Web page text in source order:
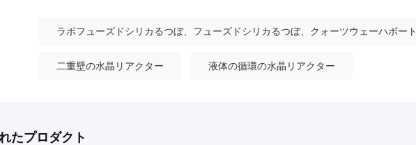
ラボフューズドシリカるつぼ、フューズドシリカるつぼ、クォーツウェーハボート
二重壁の水晶リアクター 液体の循環の水晶リアクター
たプロダクト